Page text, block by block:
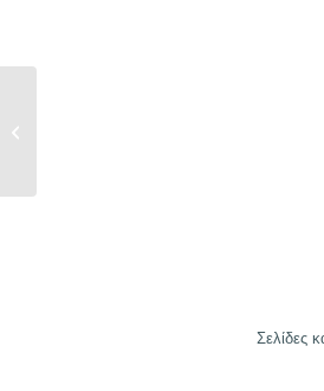
Σελίδες